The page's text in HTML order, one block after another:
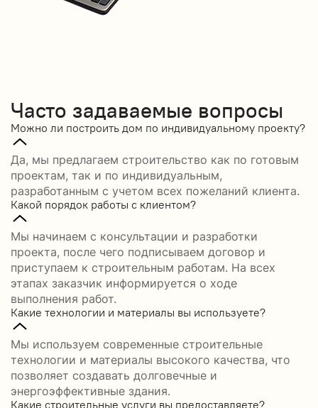
Часто задаваемые вопросы
Можно ли построить дом по индивидуальному проекту?
Да, мы предлагаем строительство как по готовым
проектам, так и по индивидуальным,
разработанным с учетом всех пожеланий клиента.
Какой порядок работы с клиентом?
Мы начинаем с консультации и разработки
проекта, после чего подписываем договор и
приступаем к строительным работам. На всех
этапах заказчик информируется о ходе
выполнения работ.
Какие технологии и материалы вы используете?
Мы используем современные строительные
технологии и материалы высокого качества, что
позволяет создавать долговечные и
энергоэффективные здания.
Какие строительные услуги вы предоставляете?